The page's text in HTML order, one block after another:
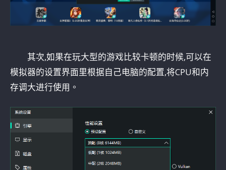
其次,如果在玩大型的游戏比较卡顿的时候,可以在
模拟器的设置界面里根据自己电脑的配置,将CPU和内
存调大进行使用。